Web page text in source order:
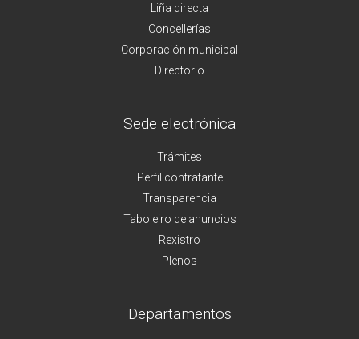
Liña directa
Concellerías
Corporación municipal
Directorio
Sede electrónica
Trámites
Perfil contratante
Transparencia
Taboleiro de anuncios
Rexistro
Plenos
Departamentos